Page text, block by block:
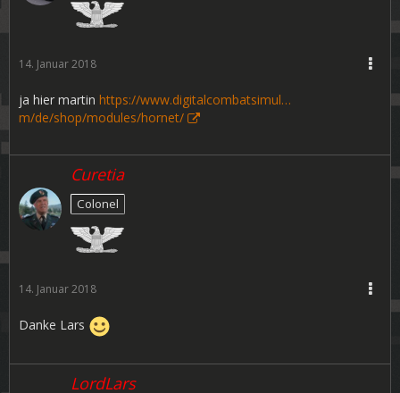
14. Januar 2018
ja hier martin https://www.digitalcombatsimul…
m/de/shop/modules/hornet/
Curetia
Colonel
14. Januar 2018
Danke Lars
LordLars